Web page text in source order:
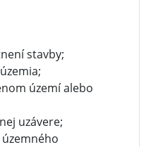
stavby;
území alebo
uzávere;